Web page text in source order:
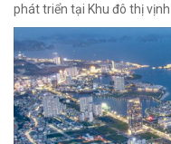
phát triển tại Khu đô thị